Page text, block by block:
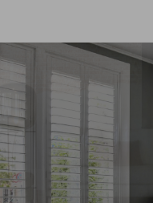
Raamdecoraties